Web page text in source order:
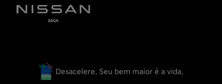
Desacelere. Seu bem maior é a vida.